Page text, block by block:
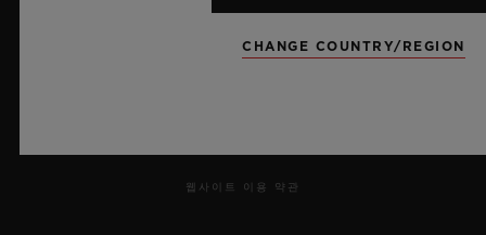
웹사이트 이용 약관
CHANGE COUNTRY/REGION